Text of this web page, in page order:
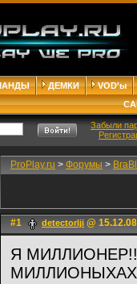
ДЕМКИ
VOD'ы
Забыли
ProPlay.ru > Форумы >
#1 detectorlji @
Я